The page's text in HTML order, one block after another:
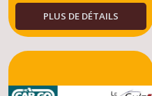
PLUS DE DÉTAILS